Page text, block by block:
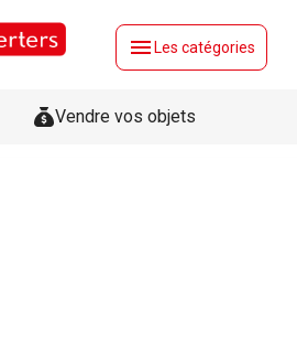
menu Les catégories
Vendre vos objets